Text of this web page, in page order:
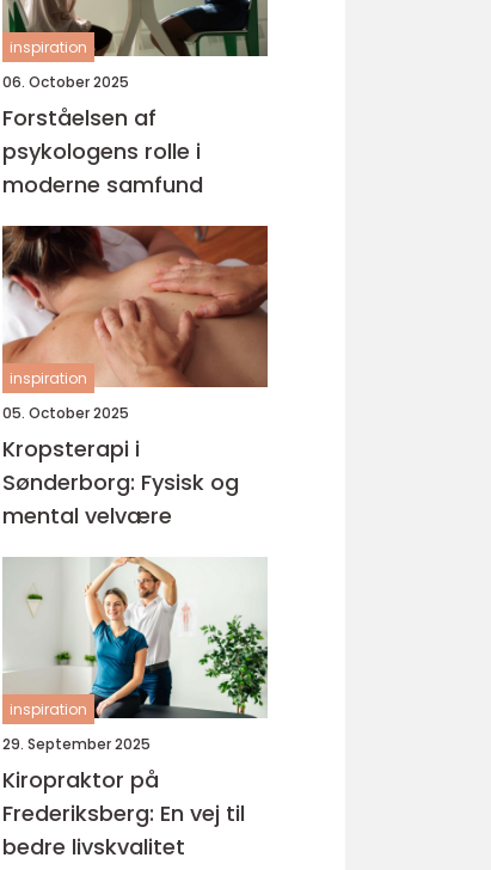
inspiration
06. October 2025
Forståelsen af
psykologens rolle i
moderne samfund
inspiration
05. October 2025
Kropsterapi i
Sønderborg: Fysisk og
mental velvære
inspiration
29. September 2025
Kiropraktor på
Frederiksberg: En vej til
bedre livskvalitet